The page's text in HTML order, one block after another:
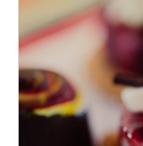
ADD TO CART